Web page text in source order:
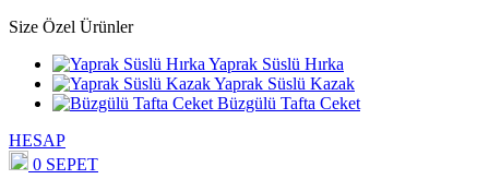
Size Özel Ürünler
Yaprak Süslü Hırka
Yaprak Süslü Kazak
Büzgülü Tafta Ceket
HESAP
0 SEPET